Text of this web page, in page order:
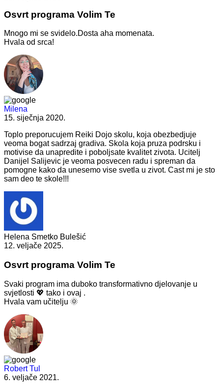
Osvrt programa Volim Te
Mnogo mi se svidelo.Dosta aha momenata.
Hvala od srca!
Milena
15. siječnja 2020.
Toplo preporucujem Reiki Dojo skolu, koja obezbedjuje
veoma bogat sadrzaj gradiva. Skola koja pruza podrsku i
motivise da unapredite i poboljsate kvalitet zivota. Ucitelj
Danijel Salijevic je veoma posvecen radu i spreman da
pomogne kako da unesemo vise svetla u zivot. Cast mi je sto
sam deo te skole!!!
Helena Smetko Bulešić
12. veljače 2025.
Osvrt programa Volim Te
Svaki program ima duboko transformativno djelovanje u
svjetlosti 💖 tako i ovaj .
Hvala vam učitelju 🌞
Robert Tul
6. veljače 2021.